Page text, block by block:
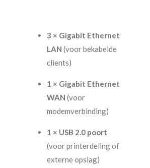
3 × Gigabit Ethernet
LAN (voor bekabelde
clients)
1 × Gigabit Ethernet
WAN (voor
modemverbinding)
1 × USB 2.0 poort
(voor printerdeling of
externe opslag)